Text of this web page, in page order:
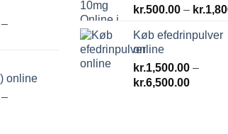
–
online
–
kr.500.00 – kr.
Køb efedrinpulver
online
kr.1,500.00 –
kr.6,500.00